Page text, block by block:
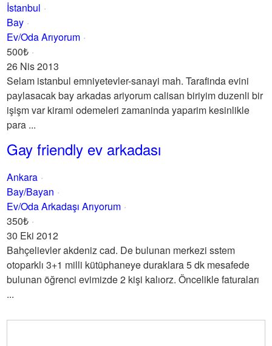
İstanbul
Bay
Ev/Oda Arıyorum
500₺
26 Nis 2013
Selam istanbul emniyetevler-sanayi mah. Tarafinda evini
paylasacak bay arkadas ariyorum calisan biriyim duzenli bir
işişm var kirami odemeleri zamaninda yaparim kesinlikle
para ...
Gay friendly ev arkadası
Ankara
Bay/Bayan
Ev/Oda Arkadaşı Arıyorum
350₺
30 Eki 2012
Bahçelievler akdeniz cad. De bulunan merkezi sstem
otoparklı 3+1 milli kütüphaneye duraklara 5 dk mesafede
bulunan öğrenci evimizde 2 kişi kalıorz. Öncelikle faturaları
...